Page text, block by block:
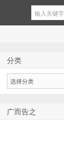
分类
广而告之